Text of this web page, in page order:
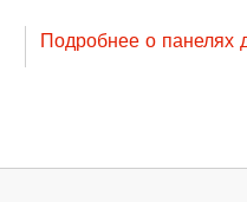
Подробнее о панелях